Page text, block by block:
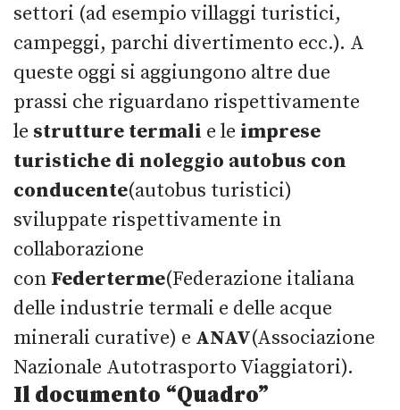
settori (ad esempio villaggi turistici,
campeggi, parchi divertimento ecc.). A
queste oggi si aggiungono altre due
prassi che riguardano rispettivamente
le strutture termali e le imprese
turistiche di noleggio autobus con
conducente(autobus turistici)
sviluppate rispettivamente in
collaborazione
con Federterme(Federazione italiana
delle industrie termali e delle acque
minerali curative) e ANAV(Associazione
Nazionale Autotrasporto Viaggiatori).
Il documento “Quadro”